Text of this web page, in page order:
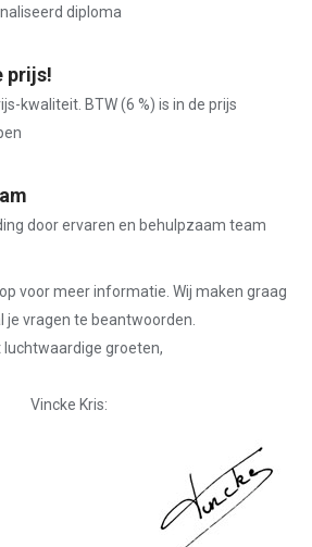
diploma
prijs!
kwaliteit. BTW (6 %) is in de prijs
door ervaren en behulpzaam team
voor meer informatie. Wij maken graag
je vragen te beantwoorden.
luchtwaardige groeten,
Vincke Kris: